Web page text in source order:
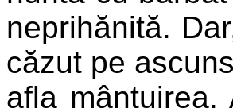
neprihănită.
căzut pe
afla